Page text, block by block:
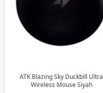
ATK Blazing Sky Duckbill Ultra
Wireless Mouse Siyah